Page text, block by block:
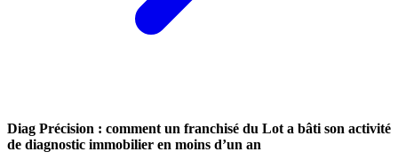
Diag Précision : comment un franchisé du Lot a bâti son activité
de diagnostic immobilier en moins d’un an